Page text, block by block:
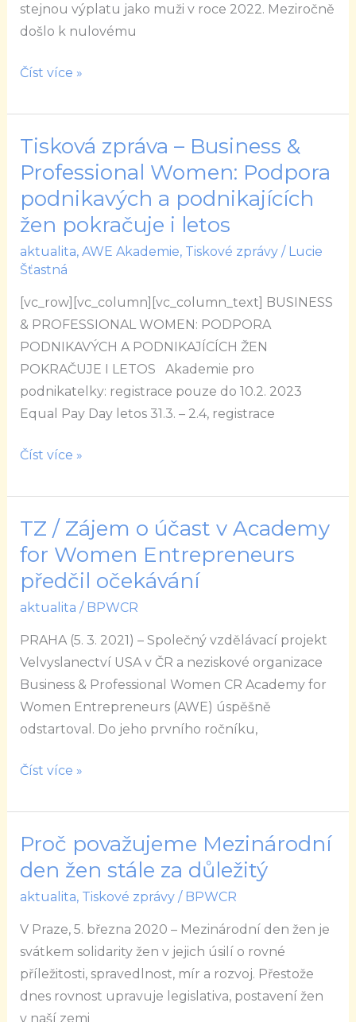
stejnou výplatu jako muži v roce 2022. Meziročně
došlo k nulovému
odměňování
za
2022
Číst více »
Tisková zpráva – Business &
Professional Women: Podpora
podnikavých a podnikajících
žen pokračuje i letos
aktualita, AWE Akademie, Tiskové zprávy/ Lucie
Šťastná
[vc_row][vc_column][vc_column_text] BUSINESS
& PROFESSIONAL WOMEN: PODPORA
PODNIKAVÝCH A PODNIKAJÍCÍCH ŽEN
POKRAČUJE I LETOS Akademie pro
podnikatelky: registrace pouze do 10.2. 2023
Equal Pay Day letos 31.3. – 2.4, registrace
Tisková
zpráva
Business
&
Professional
Women:
Podpora
podnikavých
a
podnikajících
žen
pokračuje
letos
Číst více »
TZ / Zájem o účast v Academy
for Women Entrepreneurs
předčil očekávání
aktualita / BPWCR
PRAHA (5. 3. 2021) – Společný vzdělávací projekt
Velvyslanectví USA v ČR a neziskové organizace
Business & Professional Women CR Academy for
Women Entrepreneurs (AWE) úspěšně
odstartoval. Do jeho prvního ročníku,
TZ
/
Zájem
o
účast
v Academy
for
Women
Entrepreneurs
předčil
Číst více »
Proč považujeme Mezinárodní
den žen stále za důležitý
aktualita, Tiskové zprávy/ BPWCR
V Praze, 5. března 2020 – Mezinárodní den žen je
svátkem solidarity žen v jejich úsilí o rovné
příležitosti, spravedlnost, mír a rozvoj. Přestože
dnes rovnost upravuje legislativa, postavení žen
v naší zemi
Proč
považujeme
žen
stále
za
důležitý